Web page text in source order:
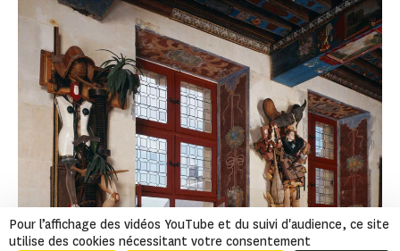
Pour l’affichage des vidéos YouTube et du suivi d'audience, ce site
utilise des cookies nécessitant votre consentement